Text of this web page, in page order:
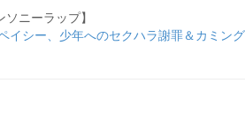
ニーラップ】
イシー、少年へのセクハラ謝罪＆カミング